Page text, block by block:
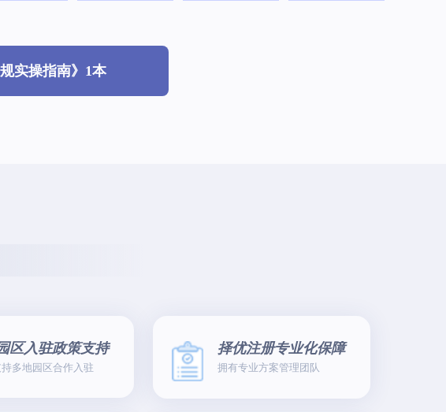
实操指南》1本
区入驻政策支持
多地园区合作入驻
择优注册专业化保障
拥有专业方案管理团队